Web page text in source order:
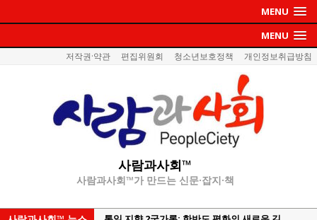
MENU
MENU
저작권·약관 편집위원회 청소년보호정책 개인정보취급방침
사람과사회™
사람과사회™가 만드는 신문·잡지·책